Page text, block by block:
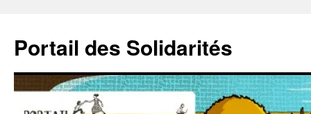
contenu
Portail des Solidarités